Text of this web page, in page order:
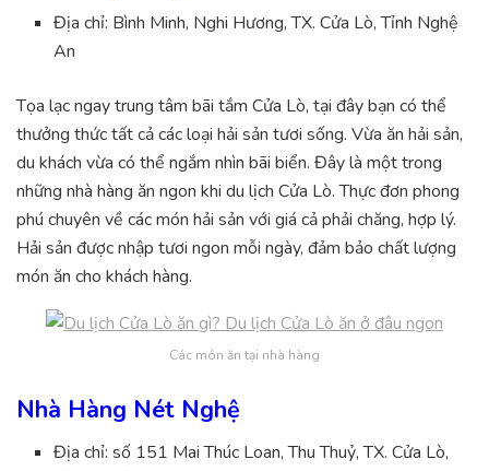
Địa chỉ: Bình Minh, Nghi Hương, TX. Cửa Lò, Tỉnh Nghệ
An
Tọa lạc ngay trung tâm bãi tắm Cửa Lò, tại đây bạn có thể
thưởng thức tất cả các loại hải sản tươi sống. Vừa ăn hải sản,
du khách vừa có thể ngắm nhìn bãi biển. Đây là một trong
những nhà hàng ăn ngon khi du lịch Cửa Lò. Thực đơn phong
phú chuyên về các món hải sản với giá cả phải chăng, hợp lý.
Hải sản được nhập tươi ngon mỗi ngày, đảm bảo chất lượng
món ăn cho khách hàng.
Các món ăn tại nhà hàng
Nhà Hàng Nét Nghệ
Địa chỉ: số 151 Mai Thúc Loan, Thu Thuỷ, TX. Cửa Lò,